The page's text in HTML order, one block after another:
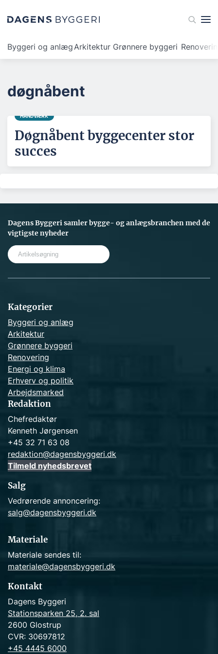
Byggeri og anlægArkitektur Grønnere byggeri
døgnåbent
HÅNDVÆRK
Døgnåbent byggecenter stor
succes
Dagens Byggeri samler bygge- og anlægsbranchen med de
vigtigste nyheder
Kategorier
Byggeri og anlæg
Arkitektur
Grønnere byggeri
Renovering
Energi og klima
Erhverv og politik
Arbejdsmarked
Redaktion
Chefredaktør
Kenneth Jørgensen
+45 32 71 63 08
redaktion@dagensbyggeri.dk
Tilmeld nyhedsbrevet
Salg
Vedrørende annoncering:
salg@dagensbyggeri.dk
Materiale
Materiale sendes til:
materiale@dagensbyggeri.dk
Kontakt
Dagens Byggeri
Stationsparken 25, 2. sal
2600 Glostrup
CVR: 30697812
+45 4445 6000